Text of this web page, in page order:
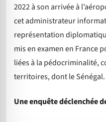
2022 à son arrivée à
cet administrateur
représentation
mis en examen en France
liées à la pédocriminalité,
territoires, dont le Sénégal.
Une enquête déclenchée